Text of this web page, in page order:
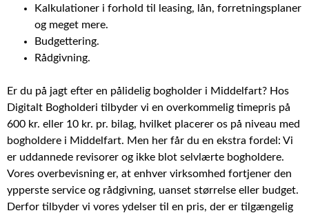
Kalkulationer i forhold til leasing, lån, forretningsplaner
og meget mere.
Budgettering.
Rådgivning.
Er du på jagt efter en pålidelig bogholder i Middelfart? Hos
Digitalt Bogholderi tilbyder vi en overkommelig timepris på
600 kr. eller 10 kr. pr. bilag, hvilket placerer os på niveau med
bogholdere i Middelfart. Men her får du en ekstra fordel: Vi
er uddannede revisorer og ikke blot selvlærte bogholdere.
Vores overbevisning er, at enhver virksomhed fortjener den
ypperste service og rådgivning, uanset størrelse eller budget.
Derfor tilbyder vi vores ydelser til en pris, der er tilgængelig